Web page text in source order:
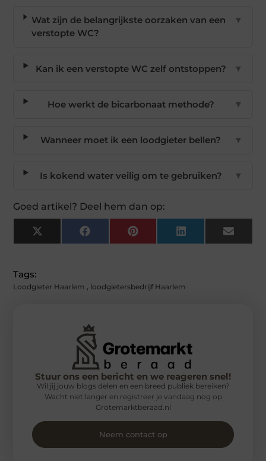
Wat zijn de belangrijkste oorzaken van een
verstopte WC?
▼
Kan ik een verstopte WC zelf ontstoppen? ▼
Hoe werkt de bicarbonaat methode? ▼
Wanneer moet ik een loodgieter bellen? ▼
Is kokend water veilig om te gebruiken? ▼
Goed artikel? Deel hem dan op:
X
(Twitter)
FacebookPinterest LinkedIn Email
Tags:
Loodgieter Haarlem , loodgietersbedrijf Haarlem
Stuur ons een bericht en we reageren snel!
Wil jij jouw blogs delen en een breed publiek bereiken?
Wacht niet langer en registreer je vandaag nog op
Grotemarktberaad.nl
Neem contact op